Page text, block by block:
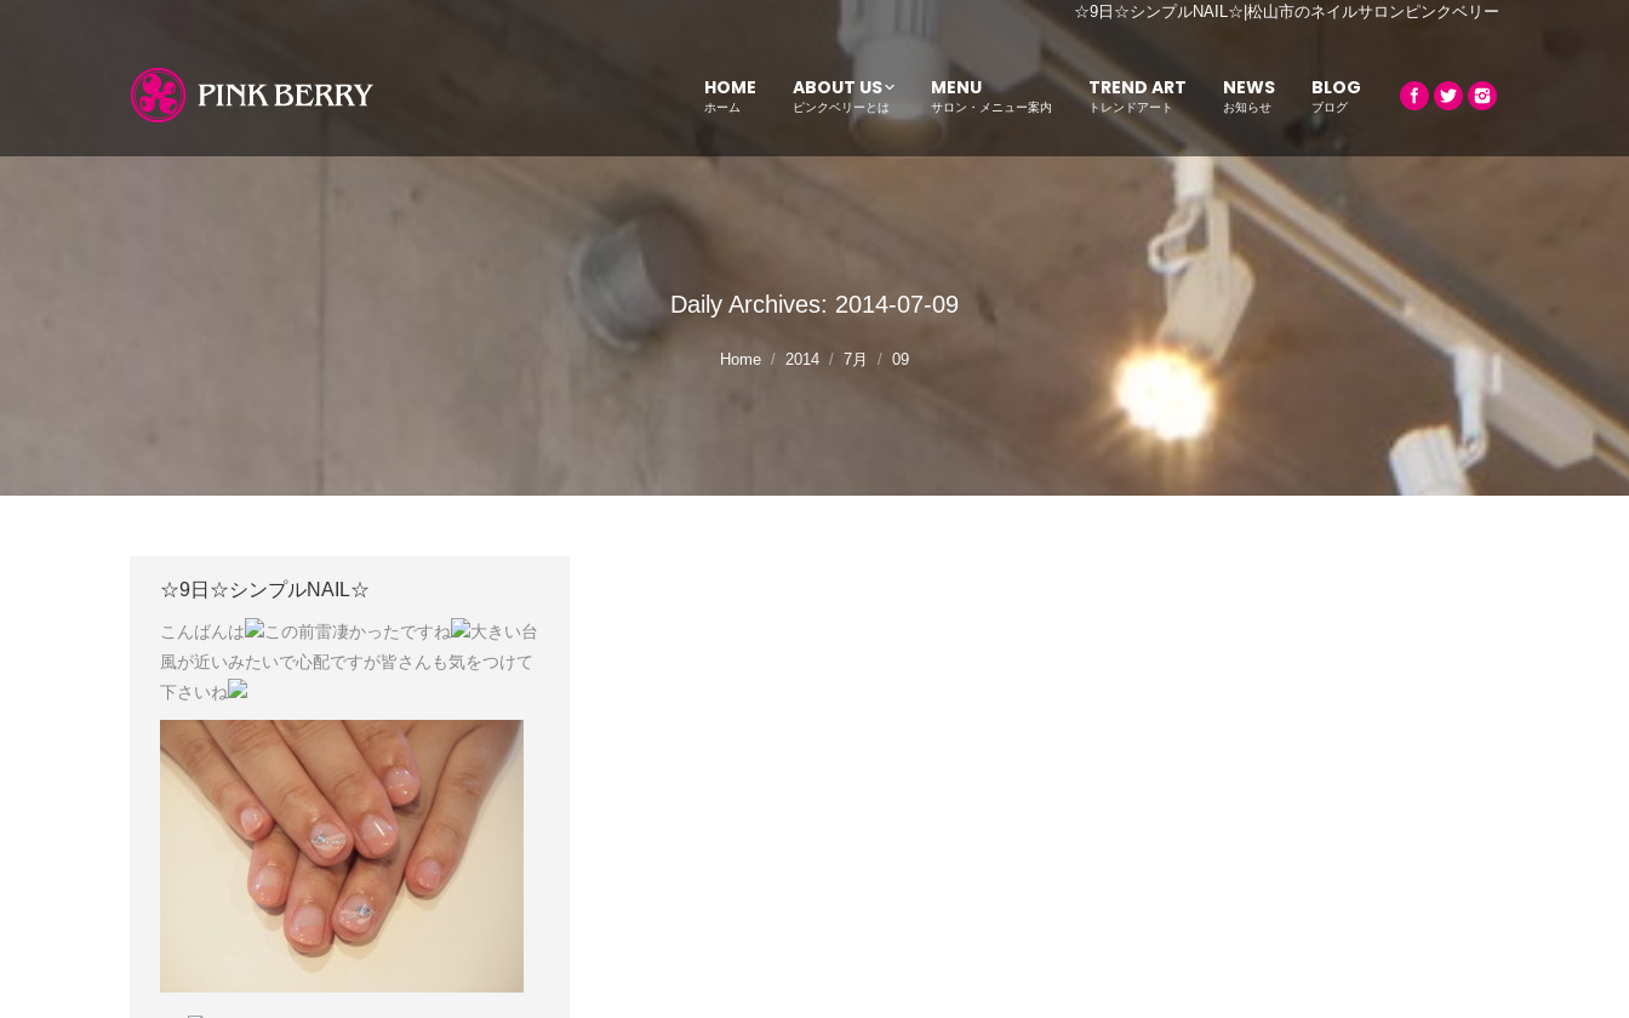
☆9日☆シンプルNAIL☆|松山市のネイルサロンピンクベリー
HOME
ホーム
ABOUT US
ピンクベリーとは
MENU
サロン・メニュー案内
TREND ART
トレンドアート
NEWS
お知らせ
BLOG
ブログ
Daily Archives: 2014-07-09
Home 2014 7月 09
☆9日☆シンプルNAIL☆
こんばんは この前雷凄かったですね
大きい台
風が近いみたいで心配ですが皆さんも気をつけて
下さいね